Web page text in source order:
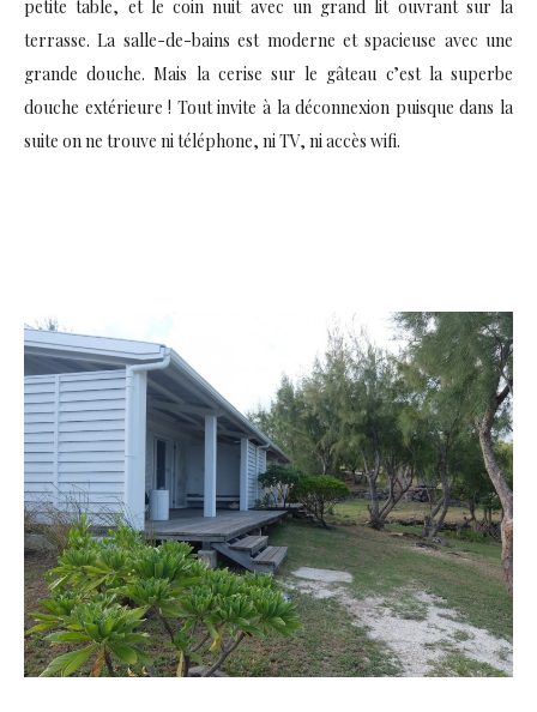
petite table, et le coin nuit avec un grand lit ouvrant sur la
terrasse. La salle-de-bains est moderne et spacieuse avec une
grande douche. Mais la cerise sur le gâteau c’est la superbe
douche extérieure ! Tout invite à la déconnexion puisque dans la
suite on ne trouve ni téléphone, ni TV, ni accès wifi.